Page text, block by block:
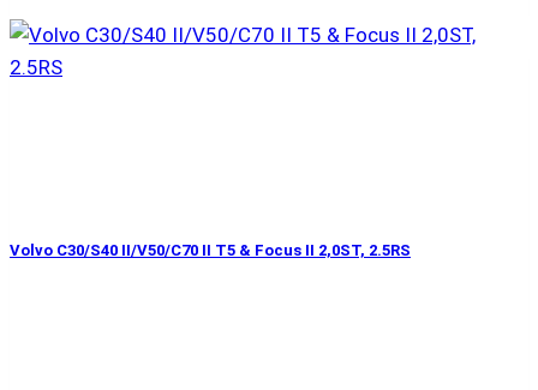
Volvo C30/S40 II/V50/C70 II T5 & Focus II 2,0ST, 2.5RS